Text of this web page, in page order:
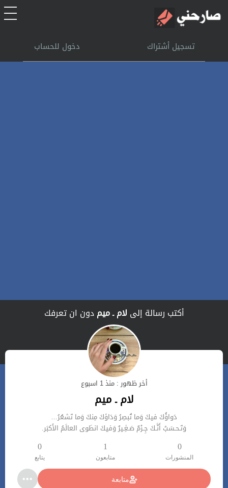
الرئيسيةتسجيل أشتراك دخول للحساب
أكتب رسالة إلى لام ـ ميمدون ان تعرفك
أخر ظهور : منذ 1 اسبوع
لام ـ ميم
دَواؤُكَ فيكَ وَما تُبصِرُ وَدَاؤكَ مِنكَ وَما تَشعُرُ…
وَتَـحـسَبُ أَنَّـكَ جِـرْمٌ صَـغِـيرٌ وَفيكَ انطَوى العالَمُ الأَكبَر.
0
المنشورات
1
متابعون
0
يتابع
متابعة